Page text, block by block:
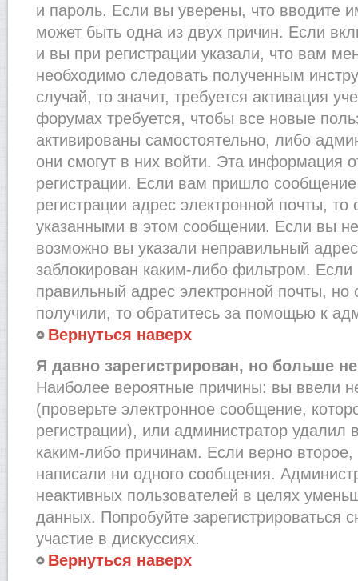
и пароль. Если вы уверены, что вводите
может быть одна из двух причин. Если
и вы при регистрации указали, что вам
необходимо следовать полученным
случай, то значит, требуется активация
форумах требуется, чтобы все новые
активированы самостоятельно, либо
они смогут в них войти. Эта информация
регистрации. Если вам пришло
регистрации адрес электронной почты, то
указанными в этом сообщении. Если вы
возможно вы указали неправильный
заблокирован каким-либо фильтром.
правильный адрес электронной почты, но
получили, то обратитесь за помощью к
Вернуться наверх
Я давно зарегистрирован, но больше
Наиболее вероятные причины: вы ввели
(проверьте электронное сообщение,
регистрации), или администратор удалил
каким-либо причинам. Если верно
написали ни одного сообщения.
неактивных пользователей в целях
данных. Попробуйте зарегистрироваться
участие в дискуссиях.
Вернуться наверх